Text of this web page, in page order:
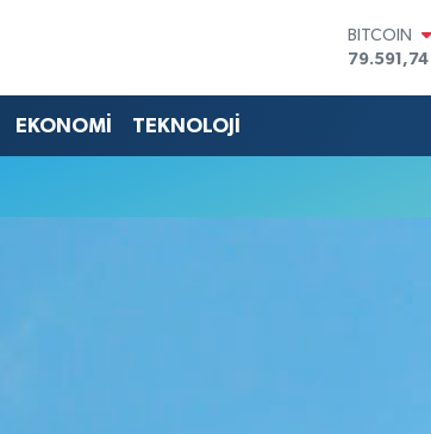
BITCOIN
79.591,74
EKONOMİ TEKNOLOJİ